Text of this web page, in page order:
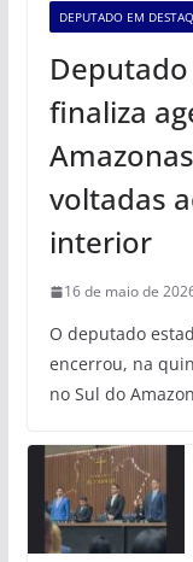
DEPUTADO EM
finaliza
voltadas
interior
16 de maio de
O deputado
encerrou, na
no Sul do